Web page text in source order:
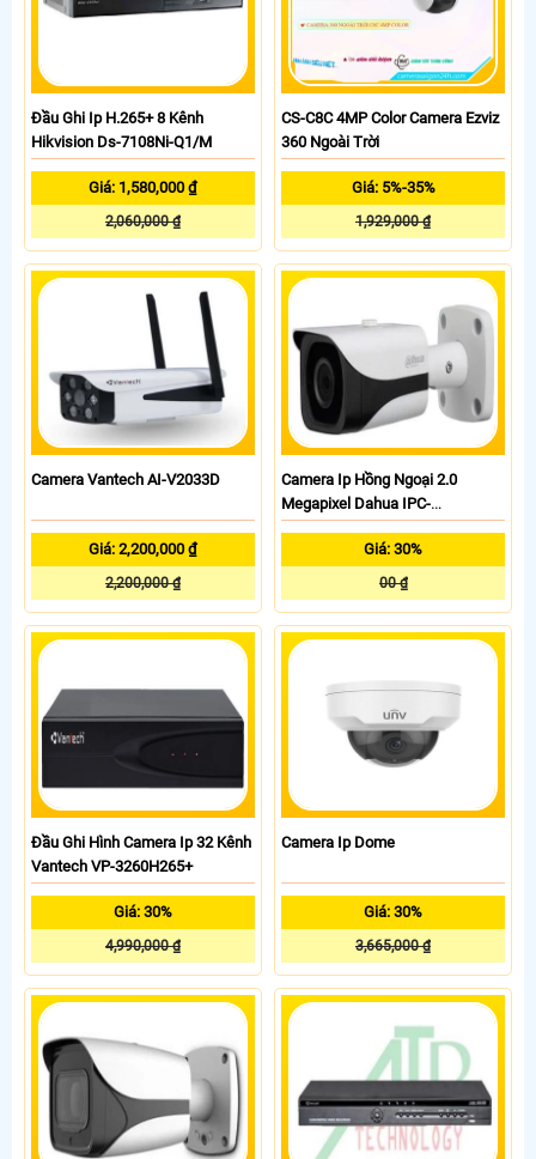
Đầu Ghi Ip H.265+ 8 Kênh
Hikvision Ds-7108Ni-Q1/M
Giá: 1,580,000 ₫
2,060,000 ₫
CS-C8C 4MP Color Camera Ezviz
360 Ngoài Trời
Giá: 5%-35%
1,929,000 ₫
Camera Vantech AI-V2033D
Giá: 2,200,000 ₫
2,200,000 ₫
Camera Ip Hồng Ngoại 2.0
Megapixel Dahua IPC-
Giá: 30%
00 ₫
Đầu Ghi Hình Camera Ip 32 Kênh
Vantech VP-3260H265+
Giá: 30%
4,990,000 ₫
Camera Ip Dome
Giá: 30%
3,665,000 ₫